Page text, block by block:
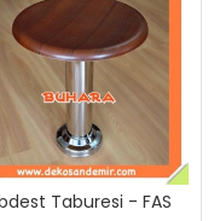
Taburesi - FAS